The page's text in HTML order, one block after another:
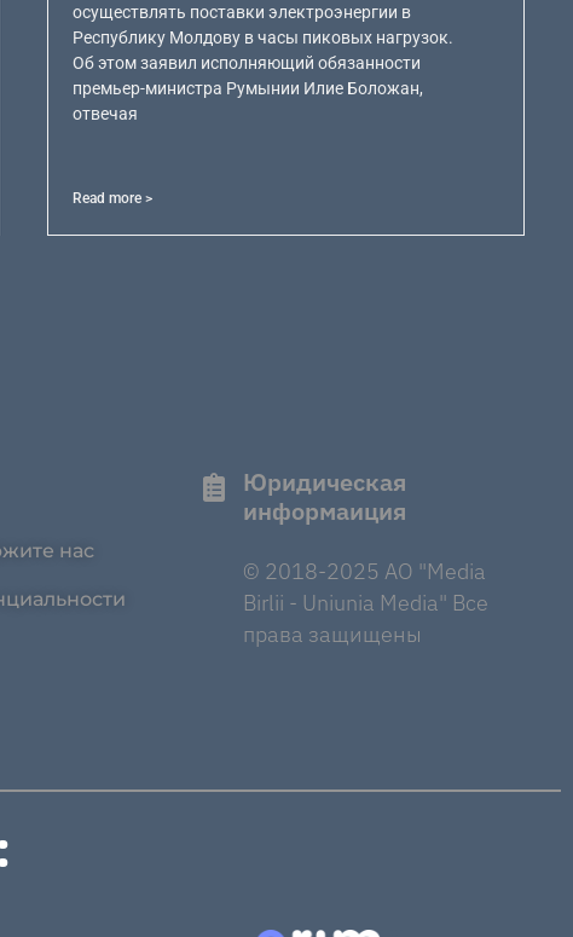
осуществлять поставки электроэнергии в
Республику Молдову в часы пиковых нагрузок.
Об этом заявил исполняющий обязанности
премьер-министра Румынии Илие Боложан,
отвечая
Read more >
нас
Юридическая
информаиция
© 2018-2025 AO "Media
Birlii - Uniunia Media" Все
права защищены